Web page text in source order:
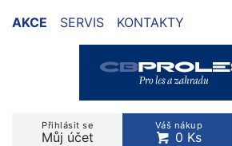
AKCE SERVIS KONTAKTY
Přihlásit se
Můj účet
Váš nákup
0 Ks